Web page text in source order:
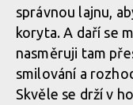
Whyte Kado v akci
Whyte Kado v akci
správnou lajnu,
koryta. A daří se
nasměruji tam
smilování a
Skvěle se drží v